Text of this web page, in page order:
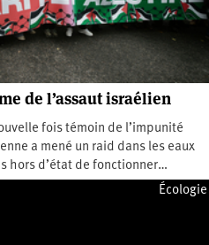
de l’assaut israélien
fois témoin de l’impunité
a mené un raid dans les eaux
hors d’état de fonctionner…
Jeudi 30 avril 2026
Écologie